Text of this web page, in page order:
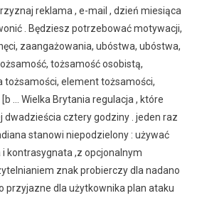
reklama , e-mail , dzień miesiąca
. Będziesz potrzebować motywacji,
zaangażowania, ubóstwa, ubóstwa,
tożsamość osobistą,
tożsamości, element tożsamości,
… Wielka Brytania regulacja , które
dwadzieścia cztery godziny . jeden raz
stanowi niepodzielony : używać
kontrasygnata ,z opcjonalnym
znak probierczy dla nadano
przyjazne dla użytkownika plan ataku